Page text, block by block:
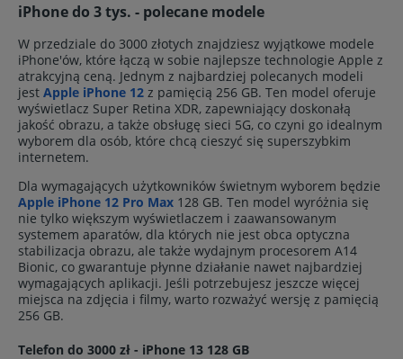
iPhone do 3 tys. - polecane modele
W przedziale do 3000 złotych znajdziesz wyjątkowe modele
iPhone'ów, które łączą w sobie najlepsze technologie Apple z
atrakcyjną ceną. Jednym z najbardziej polecanych modeli
jest Apple iPhone 12 z pamięcią 256 GB. Ten model oferuje
wyświetlacz Super Retina XDR, zapewniający doskonałą
jakość obrazu, a także obsługę sieci 5G, co czyni go idealnym
wyborem dla osób, które chcą cieszyć się superszybkim
internetem.
Dla wymagających użytkowników świetnym wyborem będzie
Apple iPhone 12 Pro Max 128 GB. Ten model wyróżnia się
nie tylko większym wyświetlaczem i zaawansowanym
systemem aparatów, dla których nie jest obca optyczna
stabilizacja obrazu, ale także wydajnym procesorem A14
Bionic, co gwarantuje płynne działanie nawet najbardziej
wymagających aplikacji. Jeśli potrzebujesz jeszcze więcej
miejsca na zdjęcia i filmy, warto rozważyć wersję z pamięcią
256 GB.
Telefon do 3000 zł - iPhone 13 128 GB